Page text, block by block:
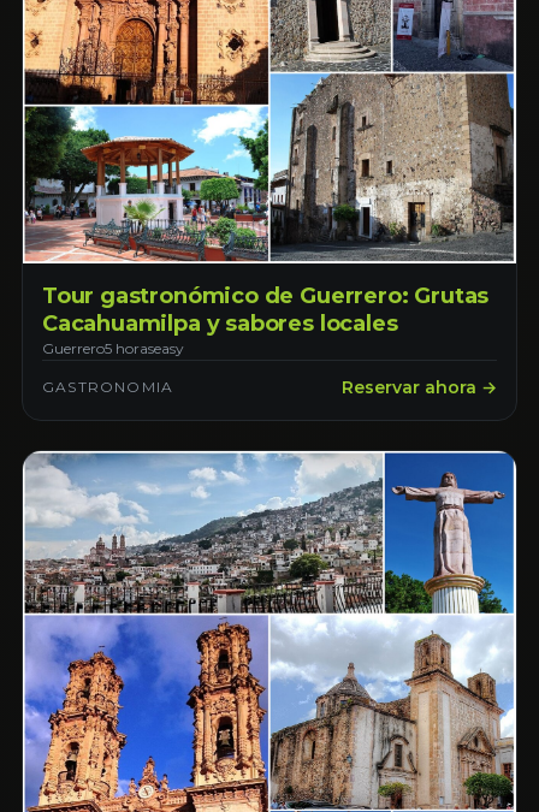
Tour gastronómico de Guerrero: Grutas
Cacahuamilpa y sabores locales
Guerrero5 horaseasy
GASTRONOMIA Reservar ahora →